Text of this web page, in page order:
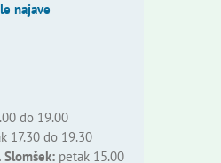
najave
do 19.00
17.30 do 19.30
Slomšek:petak 15.00